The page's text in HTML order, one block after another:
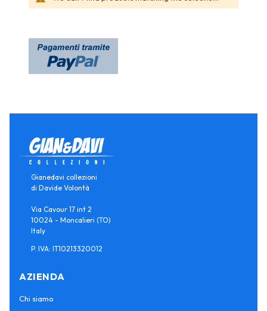
Gianedavi collezioni
di Davide Volontà
Via Cavour 17 int 2
10024 - Moncalieri (TO)
Italy
P. IVA: IT10213320012
AZIENDA
Chi siamo